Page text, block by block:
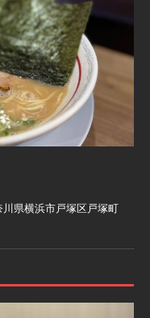
県横浜市戸塚区戸塚町